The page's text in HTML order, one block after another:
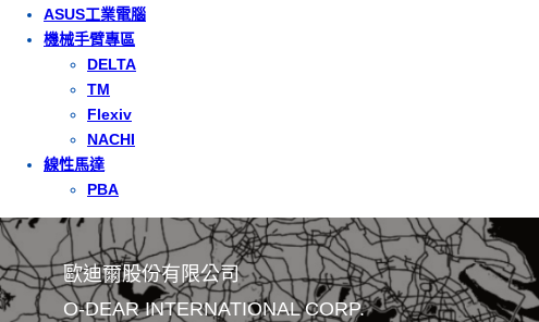
ASUS工業電腦
機械手臂專區
DELTA
TM
Flexiv
NACHI
線性馬達
PBA
歐迪爾股份有限公司
O-DEAR INTERNATIONAL CORP.